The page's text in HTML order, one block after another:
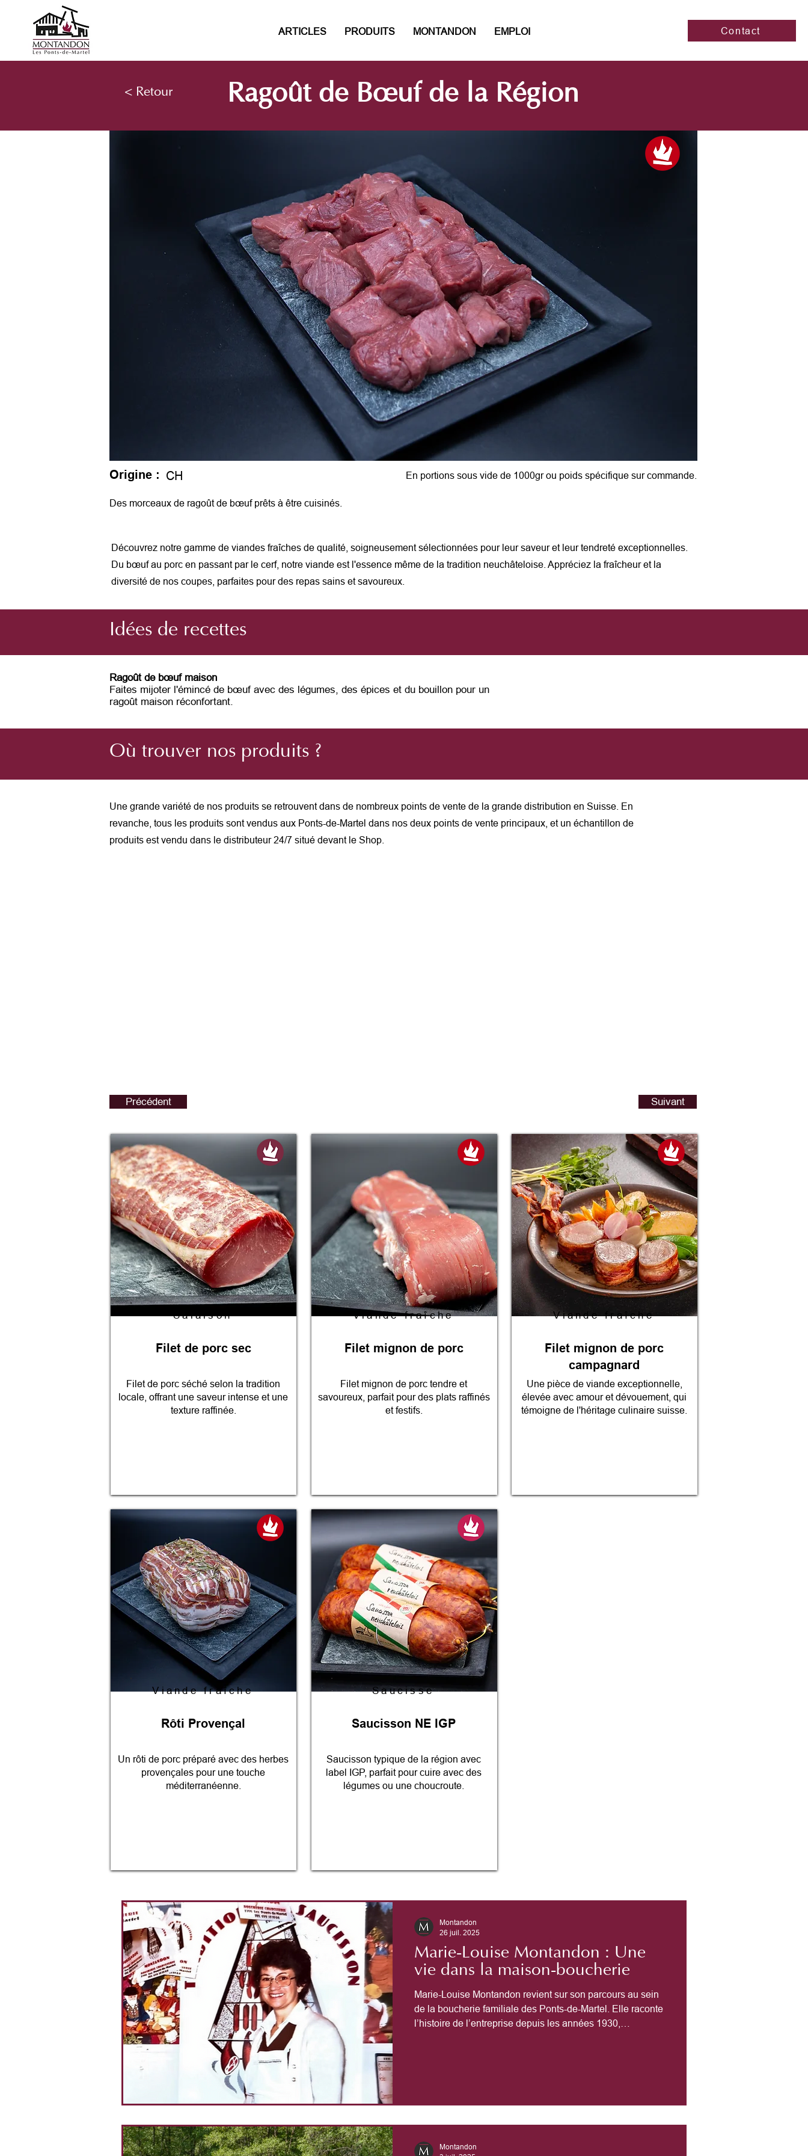
ARTICLES PRODUITS MONTANDON EMPLOI Contact
< Retour Ragoût de Bœuf de la Région
Origine : CH En portions sous vide de 1000gr ou poids spécifique sur commande.
Des morceaux de ragoût de bœuf prêts à être cuisinés.
Découvrez notre gamme de viandes fraîches de qualité, soigneusement sélectionnées pour leur saveur et leur tendreté exceptionnelles.
Du bœuf au porc en passant par le cerf, notre viande est l'essence même de la tradition neuchâteloise. Appréciez la fraîcheur et la
diversité de nos coupes, parfaites pour des repas sains et savoureux.
Idées de recettes
Ragoût de bœuf maison
Faites mijoter l'émincé de bœuf avec des légumes, des épices et du bouillon pour un
ragoût maison réconfortant.
Où trouver nos produits ?
Une grande variété de nos produits se retrouvent dans de nombreux points de vente de la grande distribution en Suisse. En
revanche, tous les produits sont vendus aux Ponts-de-Martel dans nos deux points de vente principaux, et un échantillon de
produits est vendu dans le distributeur 24/7 situé devant le Shop.
Précédent Suivant
Salaison
Filet de porc sec
Filet de porc séché selon la tradition
locale, offrant une saveur intense et une
texture raffinée.
Viande fraîche
Rôti Provençal
Un rôti de porc préparé avec des herbes
provençales pour une touche
méditerranéenne.
Viande fraîche
Filet mignon de porc
Filet mignon de porc tendre et
savoureux, parfait pour des plats raffinés
et festifs.
Saucisse
Saucisson NE IGP
Saucisson typique de la région avec
label IGP, parfait pour cuire avec des
légumes ou une choucroute.
Viande fraîche
Filet mignon de porc
campagnard
Une pièce de viande exceptionnelle,
élevée avec amour et dévouement, qui
témoigne de l'héritage culinaire suisse.
Marie-Louise Montandon : Une
vie dans la maison-boucherie
Marie-Louise Montandon revient sur son parcours au sein
de la boucherie familiale des Ponts-de-Martel. Elle raconte
l’histoire de l’entreprise depuis les années 1930,
Montandon
26 juil. 2025
Montandon